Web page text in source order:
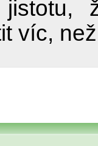
víc,